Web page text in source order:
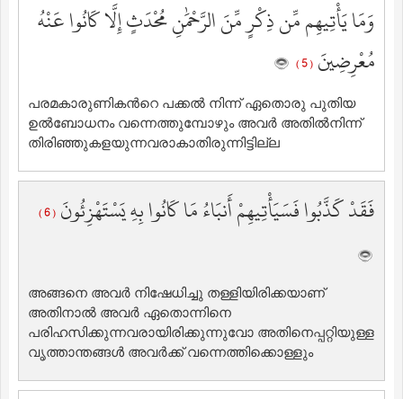
وَمَا يَأْتِيهِم مِّن ذِكْرٍ مِّنَ الرَّحْمَٰنِ مُحْدَثٍ إِلَّا كَانُوا عَنْهُ
مُعْرِضِينَ ( 5 )
പരമകാരുണികന്‍റെ പക്കല്‍ ‍നിന്ന് ഏതൊരു പുതിയ
ഉല്‍ബോധനം വന്നെത്തുമ്പോഴും അവര്‍ അതില്‍നിന്ന്
തിരിഞ്ഞുകളയുന്നവരാകാതിരുന്നിട്ടില്ല
فَقَدْ كَذَّبُوا فَسَيَأْتِيهِمْ أَنبَاءُ مَا كَانُوا بِهِ يَسْتَهْزِئُونَ ( 6 )
അങ്ങനെ അവര്‍ നിഷേധിച്ചു തള്ളിയിരിക്കയാണ്
അതിനാല്‍ അവര്‍ ഏതൊന്നിനെ
പരിഹസിക്കുന്നവരായിരിക്കുന്നുവോ അതിനെപ്പറ്റിയുള്ള
വൃത്താന്തങ്ങള്‍ അവര്‍ക്ക് വന്നെത്തിക്കൊള്ളും